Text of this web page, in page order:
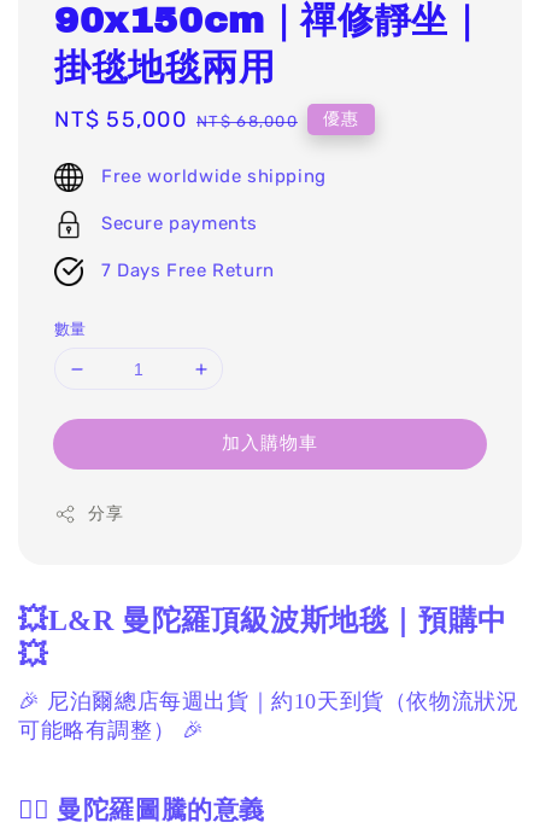
90x150cm｜禪修靜坐｜
掛毯地毯兩用
Sale
NT$ 55,000 Regular
NT$ 68,000 優惠
Free worldwide shipping
Secure payments
7 Days Free Return
數量
加入購物車
分享
💥L&R 曼陀羅頂級波斯地毯｜預購中
💥
🎉 尼泊爾總店每週出貨｜約10天到貨（依物流狀況
可能略有調整） 🎉
🧘‍♀️ 曼陀羅圖騰的意義